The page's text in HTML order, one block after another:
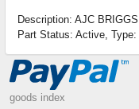
Description: AJC
Part Status: Active,
goods index